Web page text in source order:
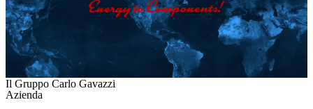
Il Gruppo Carlo Gavazzi
Azienda